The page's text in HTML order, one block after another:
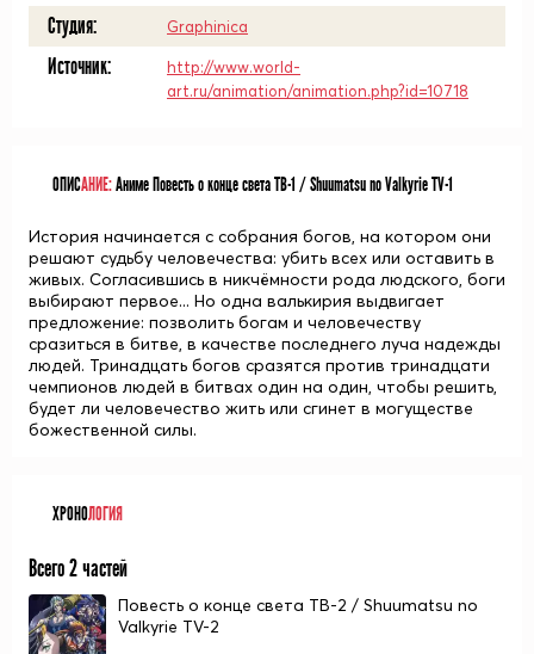
Студия: Graphinica
Источник:
http://www.world-
art.ru/animation/animation.php?id=10718
ОПИСАНИЕ:Аниме Повесть о конце света ТВ-1 / Shuumatsu no Valkyrie TV-1
История начинается c собрания богов, на котором они
решают судьбу человечества: убить всех или оставить в
живых. Cогласившись в никчёмности рода людского, боги
выбирают первое... Но одна валькирия выдвигает
предложение: позволить богам и человечеству
сразиться в битве, в качестве последнего луча надежды
людей. Тринадцать богов сразятся против тринадцати
чемпионов людей в битвах один на один, чтобы решить,
будет ли человечество жить или сгинет в могуществе
божественной силы.
ХРОНОЛОГИЯ
Всего 2 частей
Повесть о конце света ТВ-2 / Shuumatsu no
Valkyrie TV-2